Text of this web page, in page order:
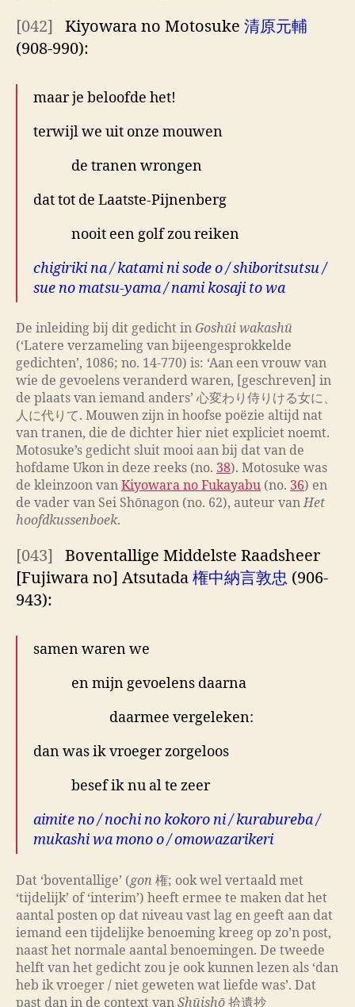
[042] Kiyowara no Motosuke 清原元輔
(908-990):
maar je beloofde het!
terwijl we uit onze mouwen
de tranen wrongen
dat tot de Laatste-Pijnenberg
nooit een golf zou reiken
chigiriki na / katami ni sode o / shiboritsutsu /
sue no matsu-yama / nami kosaji to wa
De inleiding bij dit gedicht in Goshūi wakashū
(‘Latere verzameling van bijeengesprokkelde
gedichten’, 1086; no. 14-770) is: ‘Aan een vrouw van
wie de gevoelens veranderd waren, [geschreven] in
de plaats van iemand anders’ 心変わり侍りける女に、
人に代りて. Mouwen zijn in hoofse poëzie altijd nat
van tranen, die de dichter hier niet expliciet noemt.
Motosuke’s gedicht sluit mooi aan bij dat van de
hofdame Ukon in deze reeks (no. 38). Motosuke was
de kleinzoon van Kiyowara no Fukayabu (no. 36) en
de vader van Sei Shōnagon (no. 62), auteur vanHet
hoofdkussenboek.
[043]
Boventallige Middelste Raadsheer
[Fujiwara no] Atsutada 権中納言敦忠 (906-
943):
samen waren we
en mijn gevoelens daarna
daarmee vergeleken:
dan was ik vroeger zorgeloos
besef ik nu al te zeer
aimite no / nochi no kokoro ni / kurabureba /
mukashi wa mono o / omowazarikeri
Dat ‘boventallige’ (gon 権; ook wel vertaald met
‘tijdelijk’ of ‘interim’) heeft ermee te maken dat het
aantal posten op dat niveau vast lag en geeft aan dat
iemand een tijdelijke benoeming kreeg op zo’n post,
naast het normale aantal benoemingen. De tweede
helft van het gedicht zou je ook kunnen lezen als ‘dan
heb ik vroeger / niet geweten wat liefde was’. Dat
past dan in de context van Shūishō 拾遺抄